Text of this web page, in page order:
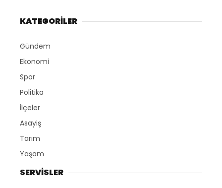
KATEGORİLER
Gündem
Ekonomi
Spor
Politika
İlçeler
Asayiş
Tarım
Yaşam
SERVİSLER